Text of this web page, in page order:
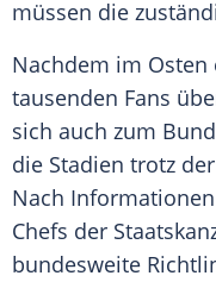
müssen die
Nachdem im
tausenden Fans
sich auch zum
die Stadien trotz
Nach
Chefs der
bundesweite